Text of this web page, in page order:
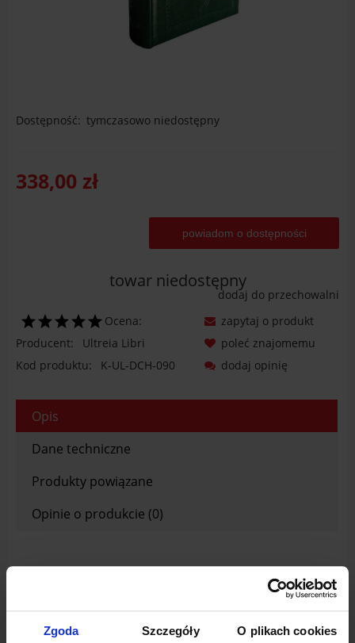
Zgoda Szczegóły O plikach cookies
Dostępność: tymczasowo niedostępny
338,00 zł
powiadom o dostępności
towar niedostępny
dodaj do przechowalni
Ocena:
Producent:
Ultreia Libri
Kod produktu:
K-UL-DCH-090
zapytaj o produkt
poleć znajomemu
dodaj opinię
Opis
Dane techniczne
Produkty powiązane
Opinie o produkcie (0)
Przewodnik chrześcijanina
rzymskokatolickiego